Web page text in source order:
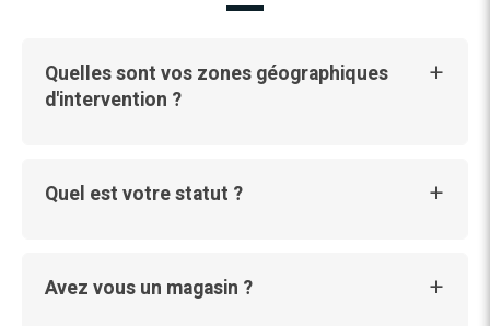
Quelles sont vos zones géographiques
d'intervention ?
Quel est votre statut ?
Avez vous un magasin ?